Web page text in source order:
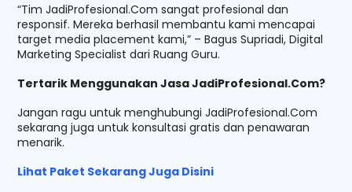
“Tim JadiProfesional.Com sangat profesional dan
responsif. Mereka berhasil membantu kami mencapai
target media placement kami,” – Bagus Supriadi, Digital
Marketing Specialist dari Ruang Guru.
Tertarik Menggunakan Jasa JadiProfesional.Com?
Jangan ragu untuk menghubungi JadiProfesional.Com
sekarang juga untuk konsultasi gratis dan penawaran
menarik.
Lihat Paket Sekarang Juga Disini